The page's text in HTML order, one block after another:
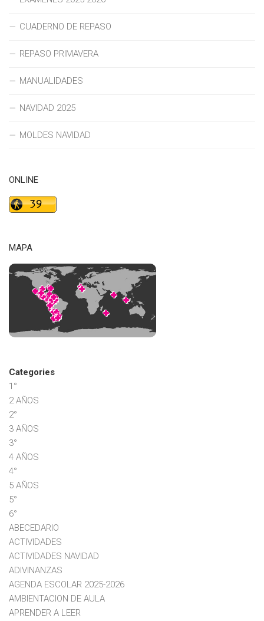
CUADERNO DE REPASO
REPASO PRIMAVERA
MANUALIDADES
NAVIDAD 2025
MOLDES NAVIDAD
ONLINE
MAPA
Categories
1°
2 AÑOS
2°
3 AÑOS
3°
4 AÑOS
4°
5 AÑOS
5°
6°
ABECEDARIO
ACTIVIDADES
ACTIVIDADES NAVIDAD
ADIVINANZAS
AGENDA ESCOLAR 2025-2026
AMBIENTACION DE AULA
APRENDER A LEER